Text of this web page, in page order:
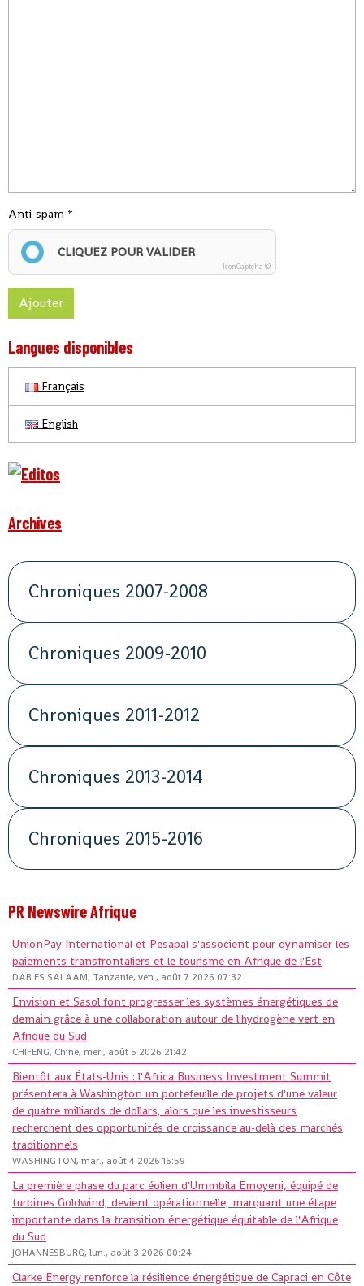
Anti-spam
CLIQUEZ POUR VALIDER
IconCaptcha ©
Ajouter
Langues disponibles
Français
English
Archives
Chroniques 2007-2008
Chroniques 2009-2010
Chroniques 2011-2012
Chroniques 2013-2014
Chroniques 2015-2016
PR Newswire Afrique
UnionPay International et Pesapal s'associent pour dynamiser les
paiements transfrontaliers et le tourisme en Afrique de l'Est
DAR ES SALAAM, Tanzanie, ven., août 7 2026 07:32
Envision et Sasol font progresser les systèmes énergétiques de
demain grâce à une collaboration autour de l'hydrogène vert en
Afrique du Sud
CHIFENG, Chine, mer., août 5 2026 21:42
Bientôt aux États-Unis : l'Africa Business Investment Summit
présentera à Washington un portefeuille de projets d'une valeur
de quatre milliards de dollars, alors que les investisseurs
recherchent des opportunités de croissance au-delà des marchés
traditionnels
WASHINGTON, mar., août 4 2026 16:59
La première phase du parc éolien d'Ummbila Emoyeni, équipé de
turbines Goldwind, devient opérationnelle, marquant une étape
importante dans la transition énergétique équitable de l'Afrique
du Sud
JOHANNESBURG, lun., août 3 2026 00:24
Clarke Energy renforce la résilience énergétique de Capraci en Côte